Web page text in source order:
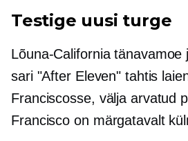
Testige uusi turge
Lõuna-California tänavamoe
sari "After Eleven" tahtis
Franciscosse, välja arvatud
Francisco on märgatavalt